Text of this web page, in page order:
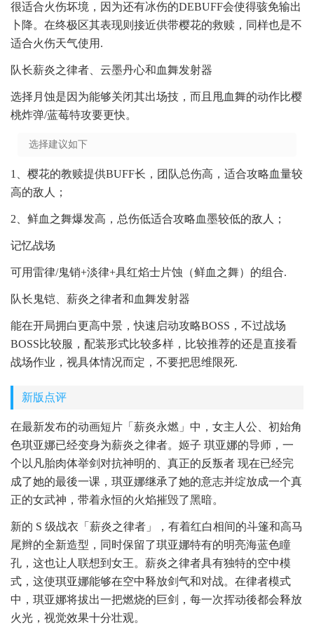
很适合火伤坏境，因为还有冰伤的DEBUFF会使得骇免输出
卜降。在终极区其表现则接近供带樱花的救赎，同样也是不
适合火伤天气使用.
队长薪炎之律者、云墨丹心和血舞发射器
选择月蚀是因为能够关闭其出场技，而且甩血舞的动作比樱
桃炸弹/蓝莓特攻要更快。
选择建议如下
1、樱花的教赎提供BUFF长，团队总伤高，适合攻略血量较
高的敌人；
2、鲜血之舞爆发高，总伤低适合攻略血墨较低的敌人；
记忆战场
可用雷律/鬼销+淡律+具红焰士片蚀（鲜血之舞）的组合.
队长鬼铠、薪炎之律者和血舞发射器
能在开局拥白更高中景，快速启动攻略BOSS，不过战场
BOSS比较服，配装形式比较多样，比较推荐的还是直接看
战场作业，视具体情况而定，不要把思维限死.
新版点评
在最新发布的动画短片「薪炎永燃」中，女主人公、初始角
色琪亚娜已经变身为薪炎之律者。姬子 琪亚娜的导师，一
个以凡胎肉体举剑对抗神明的、真正的反叛者 现在已经完
成了她的最後一课，琪亚娜继承了她的意志并绽放成一个真
正的女武神，带着永恒的火焰摧毁了黑暗。
新的 S 级战衣「薪炎之律者」，有着红白相间的斗篷和高马
尾辫的全新造型，同时保留了琪亚娜特有的明亮海蓝色瞳
孔，这也让人联想到女王。薪炎之律者具有独特的空中模
式，这使琪亚娜能够在空中释放剑气和对战。在律者模式
中，琪亚娜将拔出一把燃烧的巨剑，每一次挥动後都会释放
火光，视觉效果十分壮观。